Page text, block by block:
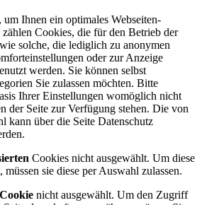
Ihnen ein optimales Webseiten-
Cookies, die für den Betrieb der
solche, die lediglich zu anonymen
oder zur Anzeige
werden. Sie können selbst
Sie zulassen möchten. Bitte
Ihrer Einstellungen womöglich nicht
der Seite zur Verfügung stehen. Die von
kann über die Seite Datenschutz
Cookies nicht ausgewählt. Um diese
müssen sie diese per Auswahl zulassen.
nicht ausgewählt. Um den Zugriff